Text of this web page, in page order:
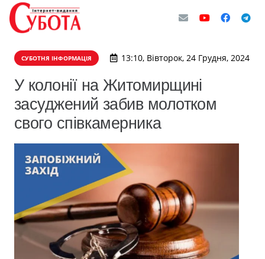
СУБОТНЯ ІНФОРМАЦІЯ 13:10, Вівторок, 24 Грудня, 2024
У колонії на Житомирщині
засуджений забив молотком
свого співкамерника